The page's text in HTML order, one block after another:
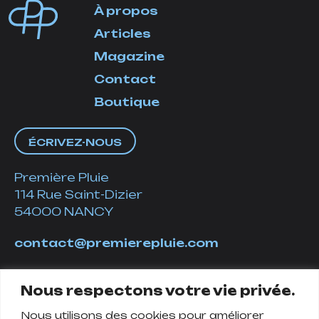
Nous respectons votre vie privée.
Nous utilisons des cookies pour améliorer
À propos
Articles
Magazine
Contact
Boutique
ÉCRIVEZ-NOUS
Première Pluie
114 Rue Saint-Dizier
54000 NANCY
contact@premierepluie.com